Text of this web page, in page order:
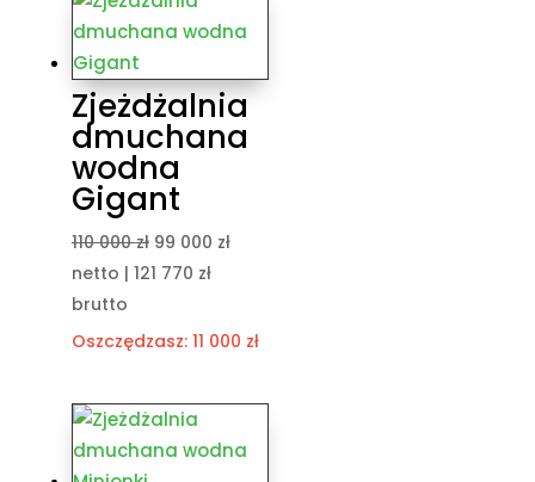
Zjeżdżalnia
dmuchana
wodna
Gigant
110 000zł Pierwotna
cena
110
99 000 złAktualna
99
netto | 121 770 zł
brutto
Oszczędzasz: 11 000 zł